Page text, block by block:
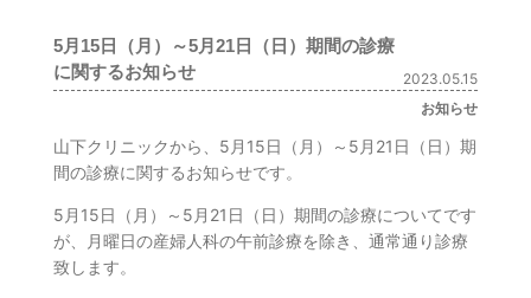
5月15日（月）～5月21日（日）期間の診療
に関するお知らせ
2023.05.15
お知らせ
山下クリニックから、5月15日（月）～5月21日（日）期
間の診療に関するお知らせです。
5月15日（月）～5月21日（日）期間の診療についてです
が、月曜日の産婦人科の午前診療を除き、通常通り診療
致します。